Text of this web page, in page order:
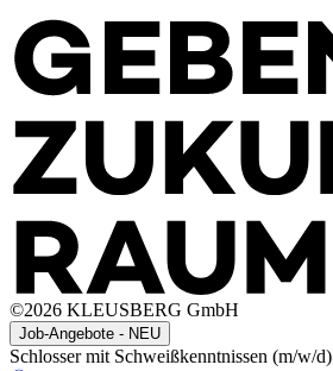
©2026 KLEUSBERG GmbH
Job-Angebote - NEU
Schlosser mit Schweißkenntnissen (m/w/d)